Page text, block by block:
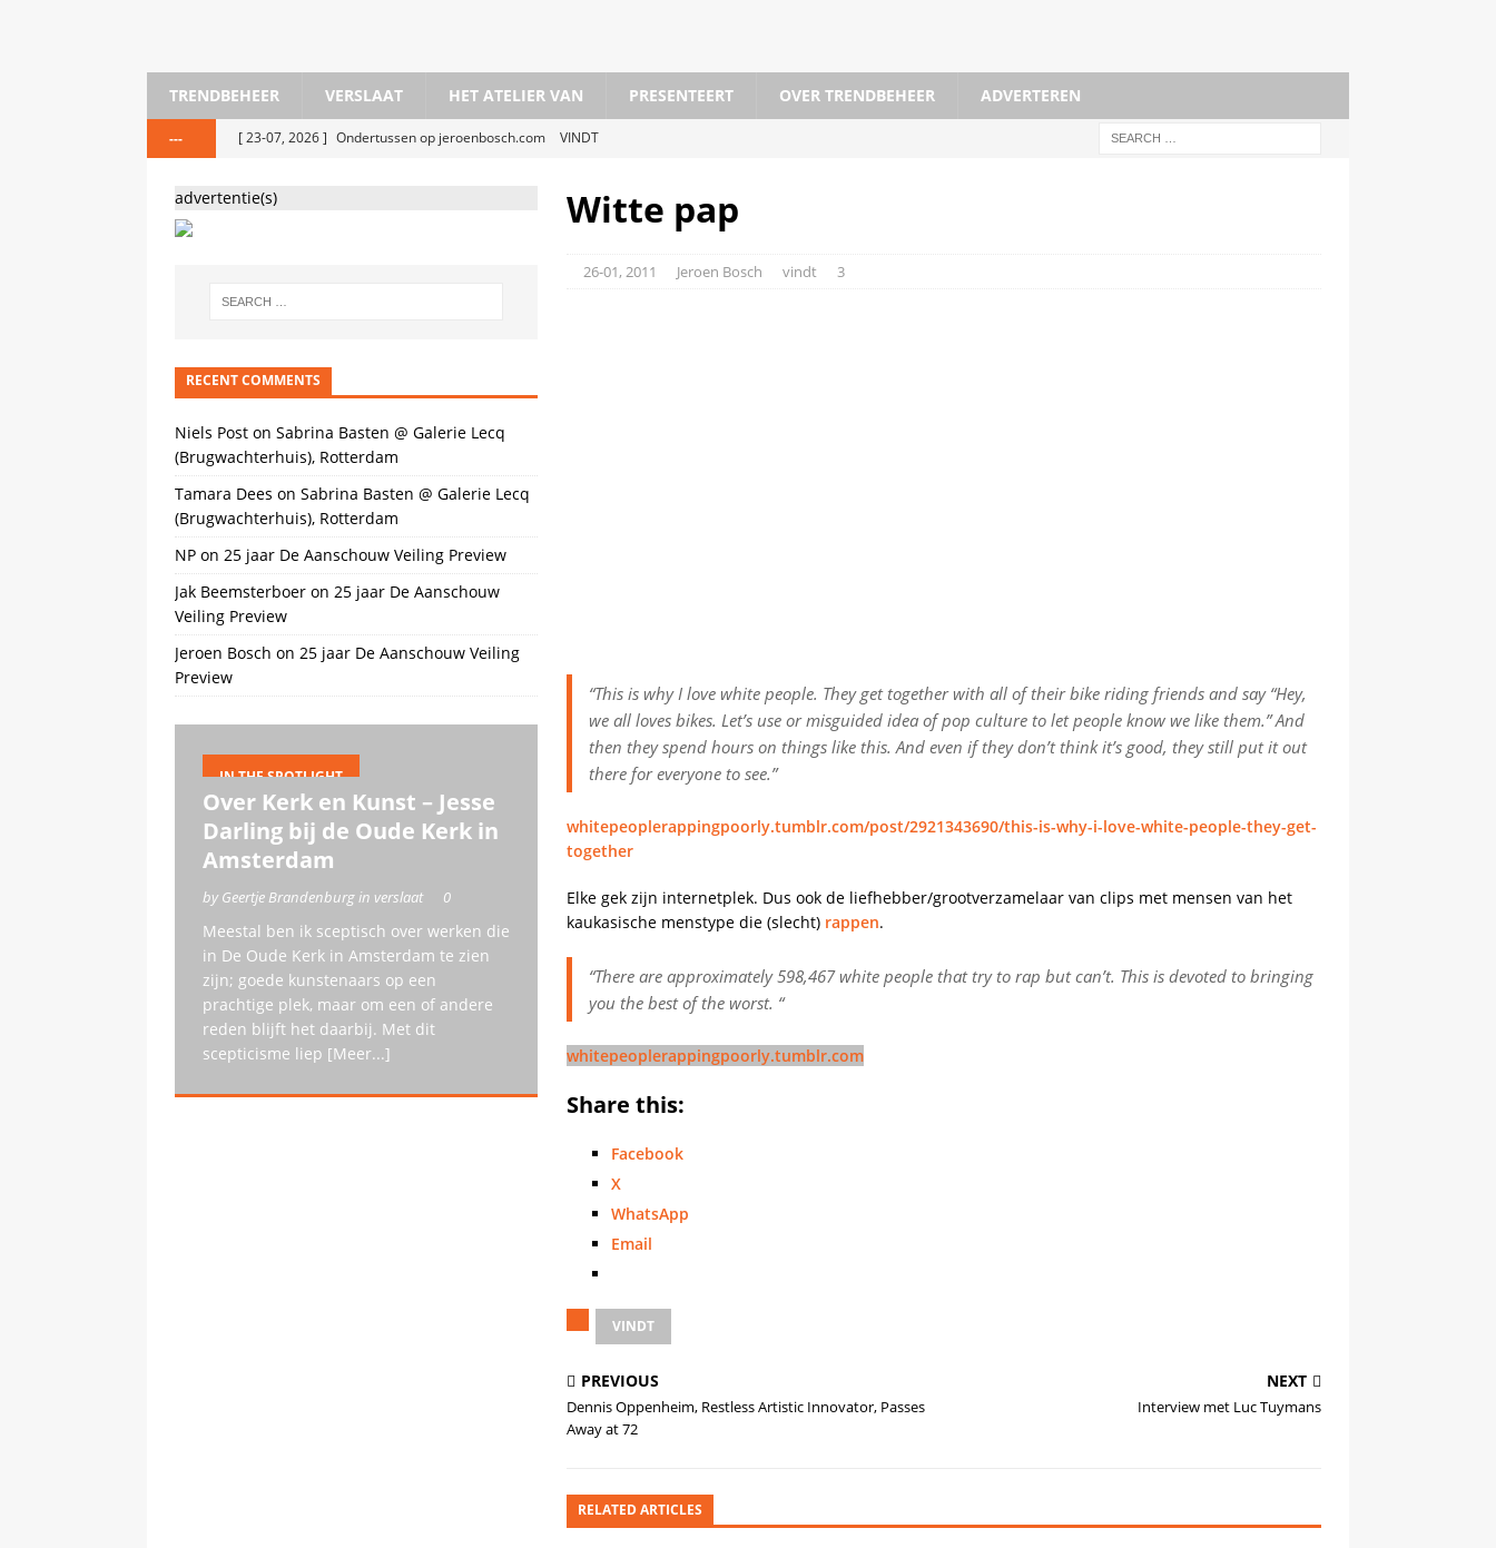
TRENDBEHEER VERSLAAT HET ATELIER VAN PRESENTEERT OVER TRENDBEHEER ADVERTEREN
--- [ 23-07, 2026 ] Ondertussen op jeroenbosch.com
VINDT
[ 2-12, 2025 ] Oscar Peters bij Horizonverticaal en met vrienden bij 37PK in Haarlem
[ 15-11, 2025 ] Iris van Herpen, Cute @ Kunsthal
Witte pap
26-01, 2011 Jeroen Bosch vindt 3
“This is why I love white people. They get together with all of their bike riding friends and say “Hey,
we all loves bikes. Let’s use or misguided idea of pop culture to let people know we like them.” And
then they spend hours on things like this. And even if they don’t think it’s good, they still put it out
there for everyone to see.”
whitepeoplerappingpoorly.tumblr.com/post/2921343690/this-is-why-i-love-white-people-they-get-
together
Elke gek zijn internetplek. Dus ook de liefhebber/grootverzamelaar van clips met mensen van het
kaukasische menstype die (slecht) rappen.
“There are approximately 598,467 white people that try to rap but can’t. This is devoted to bringing
you the best of the worst. “
whitepeoplerappingpoorly.tumblr.com
Share this:
Facebook
X
WhatsApp
Email
VINDT
PREVIOUS
Dennis Oppenheim, Restless Artistic Innovator, Passes
Away at 72
NEXT
Interview met Luc Tuymans
RELATED ARTICLES
advertentie(s)
RECENT COMMENTS
Niels Post on Sabrina Basten @ Galerie Lecq
(Brugwachterhuis), Rotterdam
Tamara Dees on Sabrina Basten @ Galerie Lecq
(Brugwachterhuis), Rotterdam
NP on 25 jaar De Aanschouw Veiling Preview
Jak Beemsterboer on 25 jaar De Aanschouw
Veiling Preview
Jeroen Bosch on 25 jaar De Aanschouw Veiling
Preview
IN THE SPOTLIGHT
Over Kerk en Kunst – Jesse
Darling bij de Oude Kerk in
Amsterdam
by Geertje Brandenburg in verslaat 0
Meestal ben ik sceptisch over werken die
in De Oude Kerk in Amsterdam te zien
zijn; goede kunstenaars op een
prachtige plek, maar om een of andere
reden blijft het daarbij. Met dit
scepticisme liep [Meer...]